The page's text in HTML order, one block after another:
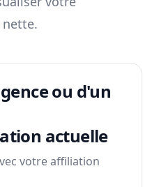
ou d'un
actuelle
votre affiliation